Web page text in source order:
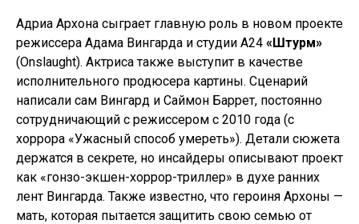
Адриа Архона сыграет главную роль в новом проекте
режиссера Адама Вингарда и студии A24 «Штурм»
(Onslaught). Актриса также выступит в качестве
исполнительного продюсера картины. Сценарий
написали сам Вингард и Саймон Баррет, постоянно
сотрудничающий с режиссером с 2010 года (с
хоррора «Ужасный способ умереть»). Детали сюжета
держатся в секрете, но инсайдеры описывают проект
как «гонзо-экшен-хоррор-триллер» в духе ранних
лент Вингарда. Также известно, что героиня Архоны —
мать, которая пытается защитить свою семью от